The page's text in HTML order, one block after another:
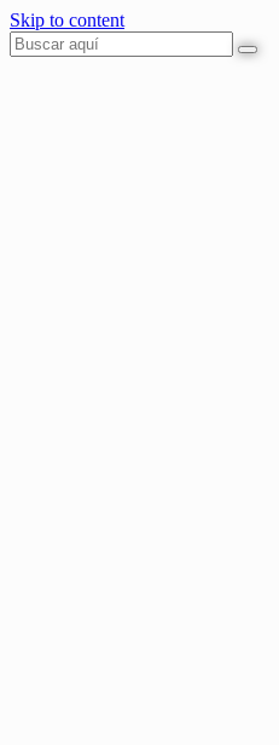
Skip to content